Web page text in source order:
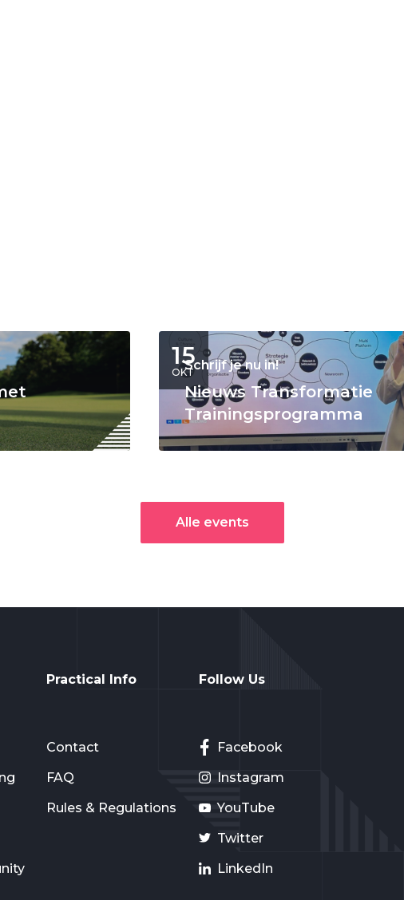
15
OKTSchrijf je nu in!
Nieuws Transformatie
Trainingsprogramma
Alle events
Practical Info
Contact
FAQ
Rules & Regulations
Follow Us
Facebook
Instagram
YouTube
Twitter
LinkedIn